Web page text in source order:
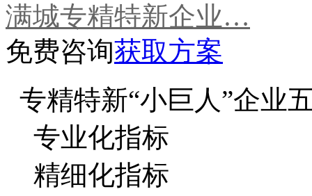
满城专精特新企业…
免费咨询获取方案
专精特新“小巨人”企业
专业化指标
精细化指标